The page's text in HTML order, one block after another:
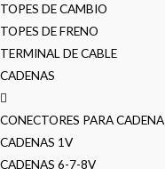
TOPES DE CAMBIO
TOPES DE FRENO
TERMINAL DE CABLE
CADENAS
CONECTORES PARA CADENA
CADENAS 1V
CADENAS 6-7-8V